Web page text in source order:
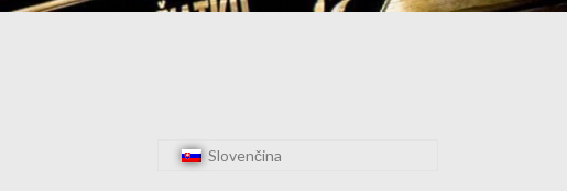
Slovenčina